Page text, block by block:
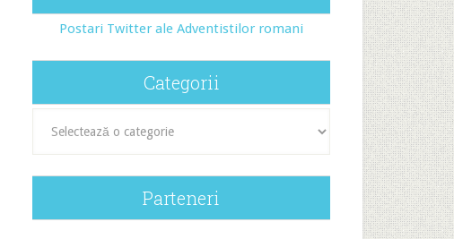
Postari Twitter ale Adventistilor romani
Categorii
Parteneri